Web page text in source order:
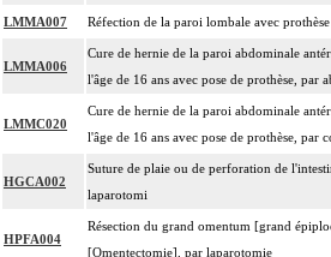
LMMA007 Réfection de la paroi lombale avec prothèse
LMMA006
Cure de hernie de la paroi abdominale
l'âge de 16 ans avec pose de prothèse, par
LMMC020
Cure de hernie de la paroi abdominale
l'âge de 16 ans avec pose de prothèse, par
HGCA002
Suture de plaie ou de perforation de
laparotomi
HPFA004
Résection du grand omentum [grand
[Omentectomie], par laparotomie